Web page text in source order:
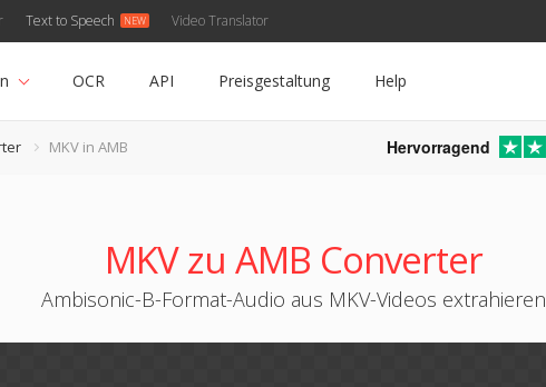
Text to Speech Video Translator
OCR API Preisgestaltung Help
MKV in AMB Hervorragend
MKV zu AMB Converter
Ambisonic-B-Format-Audio aus MKV-Videos extrahieren